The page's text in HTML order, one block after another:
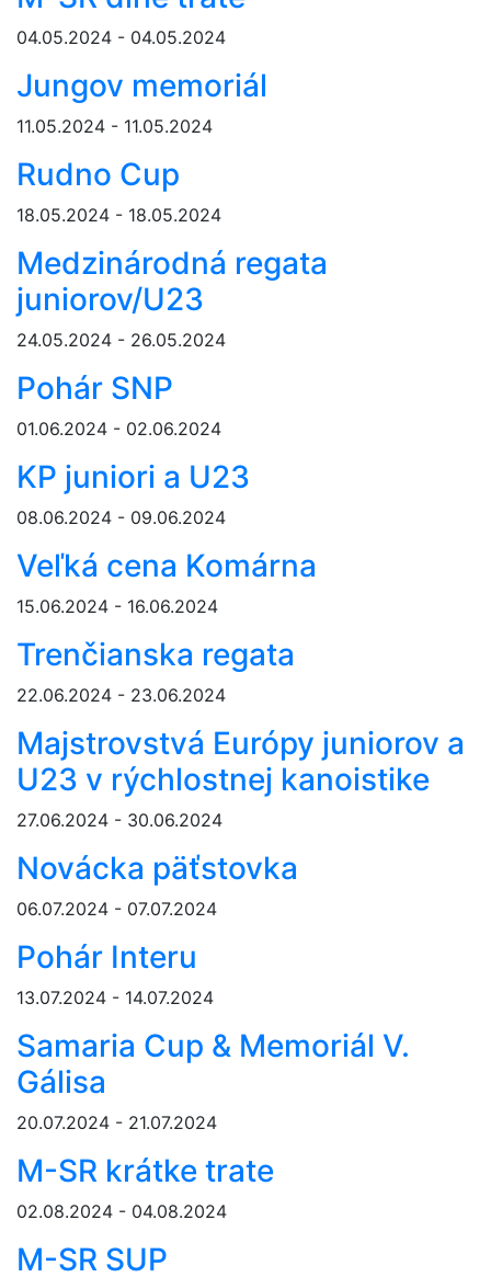
04.05.2024 - 04.05.2024
Jungov memoriál
11.05.2024 - 11.05.2024
Rudno Cup
18.05.2024 - 18.05.2024
Medzinárodná regata
juniorov/U23
24.05.2024 - 26.05.2024
Pohár SNP
01.06.2024 - 02.06.2024
KP juniori a U23
08.06.2024 - 09.06.2024
Veľká cena Komárna
15.06.2024 - 16.06.2024
Trenčianska regata
22.06.2024 - 23.06.2024
Majstrovstvá Európy juniorov a
U23 v rýchlostnej kanoistike
27.06.2024 - 30.06.2024
Novácka päťstovka
06.07.2024 - 07.07.2024
Pohár Interu
13.07.2024 - 14.07.2024
Samaria Cup & Memoriál V.
Gálisa
20.07.2024 - 21.07.2024
M-SR krátke trate
02.08.2024 - 04.08.2024
M-SR SUP